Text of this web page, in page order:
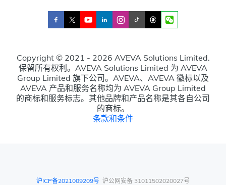
Copyright © 2021 - 2026 AVEVA Solutions Limited.
保留所有权利。AVEVA Solutions Limited 为 AVEVA
Group Limited 旗下公司。AVEVA、AVEVA 徽标以及
AVEVA 产品和服务名称均为 AVEVA Group Limited
的商标和服务标志。其他品牌和产品名称是其各自公司
的商标。
条款和条件
沪ICP备2021009209号 沪公网安备 31011502020027号